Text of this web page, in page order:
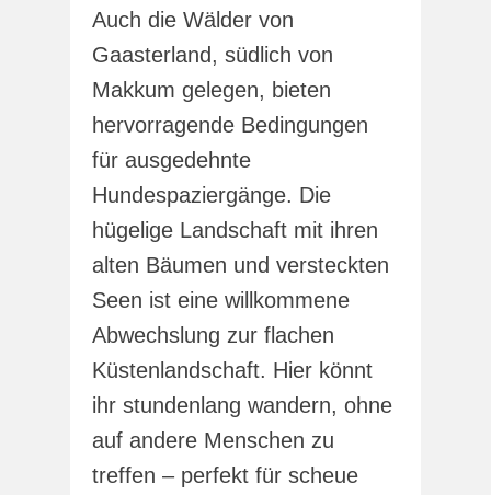
Auch die Wälder von
Gaasterland, südlich von
Makkum gelegen, bieten
hervorragende Bedingungen
für ausgedehnte
Hundespaziergänge. Die
hügelige Landschaft mit ihren
alten Bäumen und versteckten
Seen ist eine willkommene
Abwechslung zur flachen
Küstenlandschaft. Hier könnt
ihr stundenlang wandern, ohne
auf andere Menschen zu
treffen – perfekt für scheue